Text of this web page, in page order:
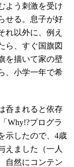
よう刺激を受け
せる。息子が好
れ以外に、例え
ら、すぐ国旗図
を描いて家の壁
、小学一年で希
呑まれると依存
Why!?プログラ
示したので、 4歳
えました（一人
自然にコンテン